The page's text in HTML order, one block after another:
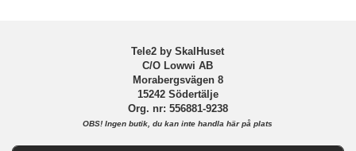
Tele2 by SkalHuset
C/O Lowwi AB
Morabergsvägen 8
15242 Södertälje
Org. nr: 556881-9238
OBS! Ingen butik, du kan inte handla här på plats